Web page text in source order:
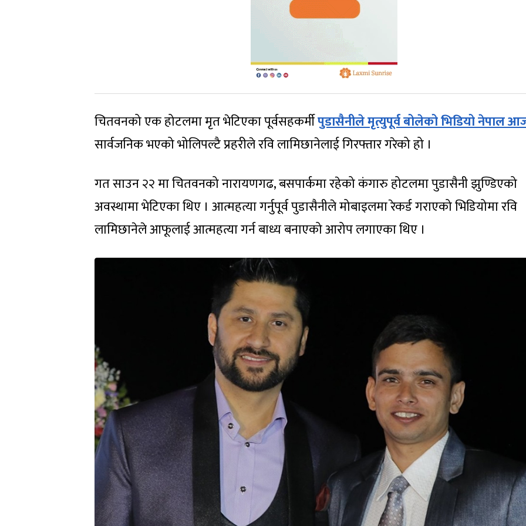
चितवनको एक होटलमा मृत भेटिएका पूर्वसहकर्मीपुडासैनीले मृत्युपूर्व बोलेको भिडियो नेपाल
सार्वजनिक भएको भोलिपल्टै प्रहरीले रवि लामिछानेलाई गिरफ्तार गरेको हो ।
गत साउन २२ मा चितवनको नारायणगढ, बसपार्कमा रहेको कंगारु होटलमा पुडासैनी झुण्डिएको
अवस्थामा भेटिएका थिए । आत्महत्या गर्नुपूर्व पुडासैनीले मोबाइलमा रेकर्ड गराएको भिडियोमा रवि
लामिछानेले आफूलाई आत्महत्या गर्न बाध्य बनाएको आरोप लगाएका थिए ।